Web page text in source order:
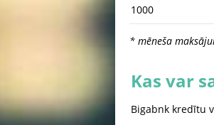
1000
* mēneša
Kas var
Bigabnk kredītu